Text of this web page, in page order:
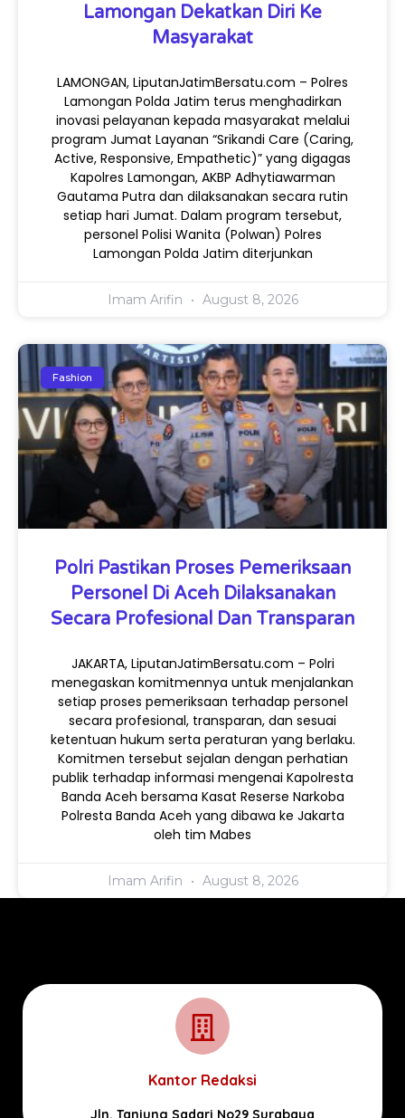
Lamongan Dekatkan Diri Ke
Masyarakat
LAMONGAN, LiputanJatimBersatu.com – Polres
Lamongan Polda Jatim terus menghadirkan
inovasi pelayanan kepada masyarakat melalui
program Jumat Layanan “Srikandi Care (Caring,
Active, Responsive, Empathetic)” yang digagas
Kapolres Lamongan, AKBP Adhytiawarman
Gautama Putra dan dilaksanakan secara rutin
setiap hari Jumat. Dalam program tersebut,
personel Polisi Wanita (Polwan) Polres
Lamongan Polda Jatim diterjunkan
Imam Arifin August 8, 2026
Fashion
Polri Pastikan Proses Pemeriksaan
Personel Di Aceh Dilaksanakan
Secara Profesional Dan Transparan
JAKARTA, LiputanJatimBersatu.com – Polri
menegaskan komitmennya untuk menjalankan
setiap proses pemeriksaan terhadap personel
secara profesional, transparan, dan sesuai
ketentuan hukum serta peraturan yang berlaku.
Komitmen tersebut sejalan dengan perhatian
publik terhadap informasi mengenai Kapolresta
Banda Aceh bersama Kasat Reserse Narkoba
Polresta Banda Aceh yang dibawa ke Jakarta
oleh tim Mabes
Imam Arifin August 8, 2026
Kantor Redaksi
Jln. Tanjung Sadari No29 Surabaya